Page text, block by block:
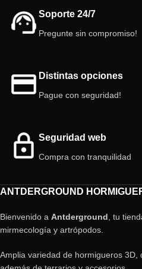
Soporte 24/7
Pregunte sin compromiso!
Distintas opciones
Pague con seguridad!
Seguridad web
Compra con tranquilidad
ANTDERGROUND
Bienvenido a Antderground, tu
mirmecología y artrópodos.
Amplia variedad de hormigueros 3D,